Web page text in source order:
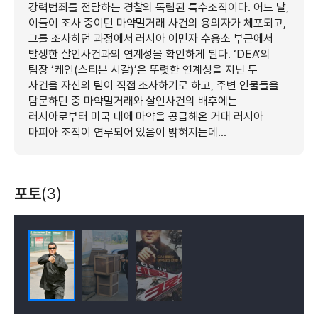
강력범죄를 전담하는 경찰의 독립된 특수조직이다. 어느 날,
이들이 조사 중이던 마약밀거래 사건의 용의자가 체포되고,
그를 조사하던 과정에서 러시아 이민자 수용소 부근에서
발생한 살인사건과의 연계성을 확인하게 된다. ‘DEA’의
팀장 ‘케인(스티븐 시갈)’은 뚜렷한 연계성을 지닌 두
사건을 자신의 팀이 직접 조사하기로 하고, 주변 인물들을
탐문하던 중 마약밀거래와 살인사건의 배후에는
러시아로부터 미국 내에 마약을 공급해온 거대 러시아
마피아 조직이 연루되어 있음이 밝혀지는데...
포토(3)